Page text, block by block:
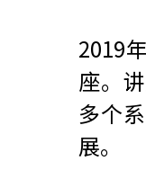
2019
座。
多个
展。